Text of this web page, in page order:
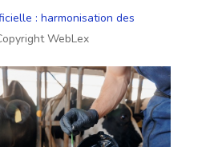
: harmonisation des
WebLex